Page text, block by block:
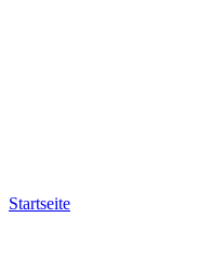
Startseite